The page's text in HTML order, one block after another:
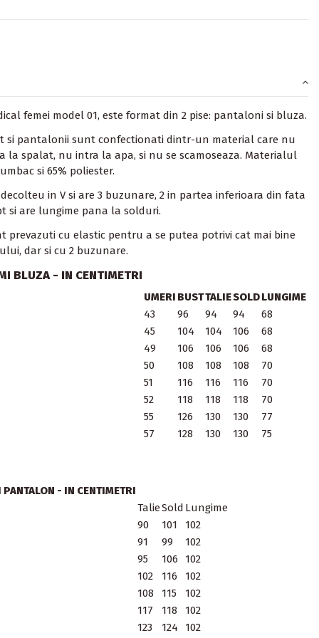
femei model 01, este format din 2 pise: pantaloni si bluza.
si pantalonii sunt confectionati dintr-un material care nu
la spalat, nu intra la apa, si nu se scamoseaza. Materialul
si 65% poliester.
in V si are 3 buzunare, 2 in partea inferioara din fata
si are lungime pana la solduri.
prevazuti cu elastic pentru a se putea potrivi cat mai bine
dar si cu 2 buzunare.
BLUZA - IN CENTIMETRI
UMERI BUSTTALIESOLDLUNGIME
43 96 94 94
68
45 104 104 106
68
49 106 106 106
68
50 108 108 108
70
51 116 116 116
70
52 118 118 118
70
55 126 130 130
77
57 128 130 130 75
- IN CENTIMETRI
TalieSold Lungime
90 101
102
91 99
102
95 106
102
102 116
102
108 115
102
117 118
102
123 124 102